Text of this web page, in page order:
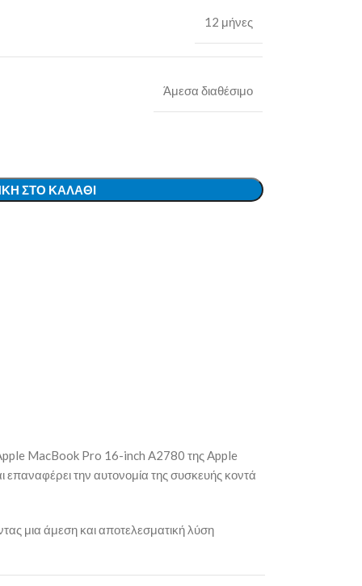
12 μήνες
Άμεσα διαθέσιμο
ΣΤΟ ΚΑΛΆΘΙ
MacBook Pro 16-inch A2780 τηςApple
την αυτονομία της συσκευής κοντά
μια άμεση και αποτελεσματική λύση